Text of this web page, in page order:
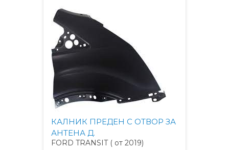
КАЛНИК ПРЕДЕН С ОТВОР ЗА
АНТЕНА Д.
FORD TRANSIT ( от 2019)